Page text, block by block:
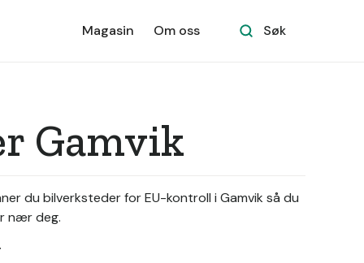
Magasin Om oss Søk
Gamvik
du bilverksteder for EU-kontroll i Gamvik så du
nær deg.